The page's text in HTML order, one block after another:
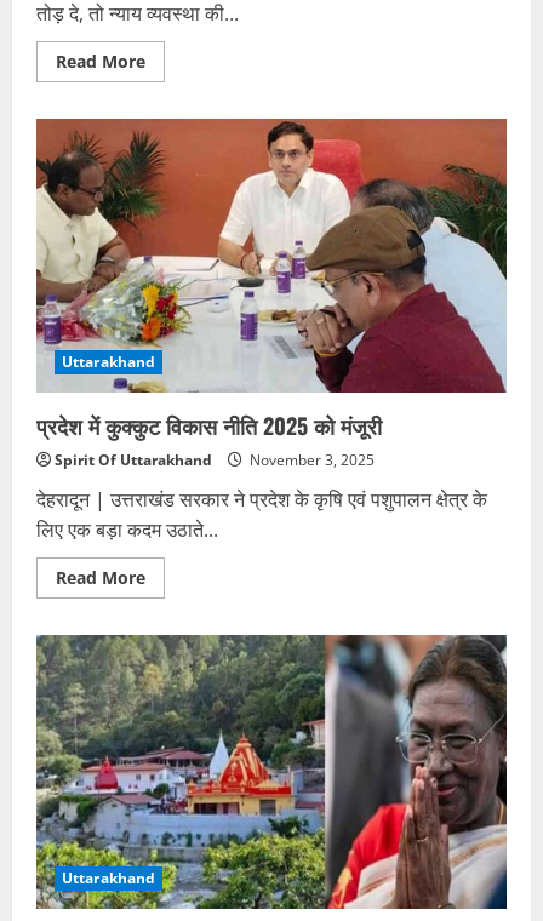
तोड़ दे, तो न्याय व्यवस्था की...
Read MoreRead
more
में
छिपा
अपराधी:
दस
साल
पुराने
फिर
फंसा
बर्खास्त
एएसआई
रामवीर
दाऊ
Uttarakhand
प्रदेश में कुक्कुट विकास नीति 2025 को मंजूरी
Spirit Of Uttarakhand November 3, 2025
देहरादून | उत्तराखंड सरकार ने प्रदेश के कृषि एवं पशुपालन क्षेत्र के
लिए एक बड़ा कदम उठाते...
Read MoreRead
more
में
कुक्कुट
विकास
नीति
2025
को
मंजूरी
Uttarakhand